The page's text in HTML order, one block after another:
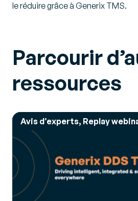
le réduire grâce à Generix TMS.
Parcourir
ressources
Avis d’experts, Replay